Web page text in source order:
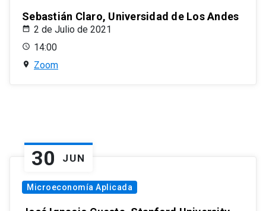
Sebastián Claro, Universidad de Los Andes
2 de Julio de 2021
14:00
Zoom
30 JUN
Microeconomía Aplicada